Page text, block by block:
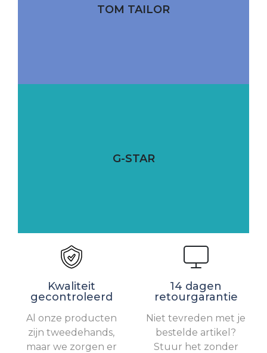
TOM TAILOR
G-STAR
Kwaliteit
gecontroleerd
Al onze producten
zijn tweedehands,
maar we zorgen er
14 dagen
retourgarantie
Niet tevreden met je
bestelde artikel?
Stuur het zonder